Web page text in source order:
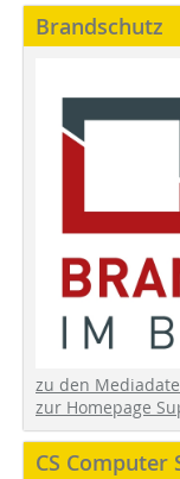
Brandschutz
zu den
zur Homepage
CS Computer